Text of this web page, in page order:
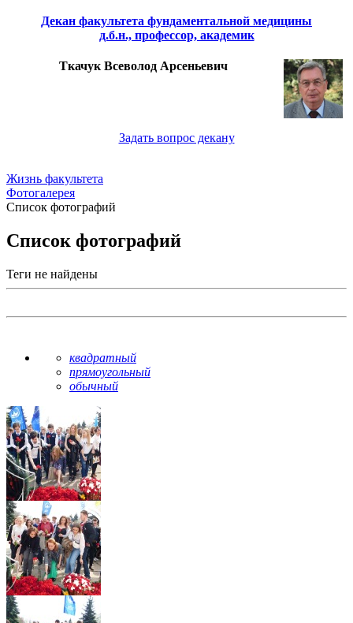
Декан факультета фундаментальной медицины
д.б.н., профессор, академик
Ткачук Всеволод Арсеньевич
Задать вопрос декану
Жизнь факультета
Фотогалерея
Список фотографий
Список фотографий
Теги не найдены
квадратный
прямоугольный
обычный